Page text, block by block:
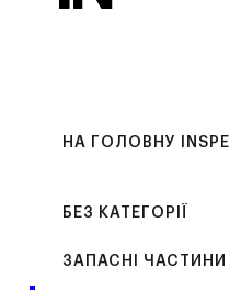
НА ГОЛОВНУ INSPE
БЕЗ КАТЕГОРІЇ
ЗАПАСНІ ЧАСТИНИ